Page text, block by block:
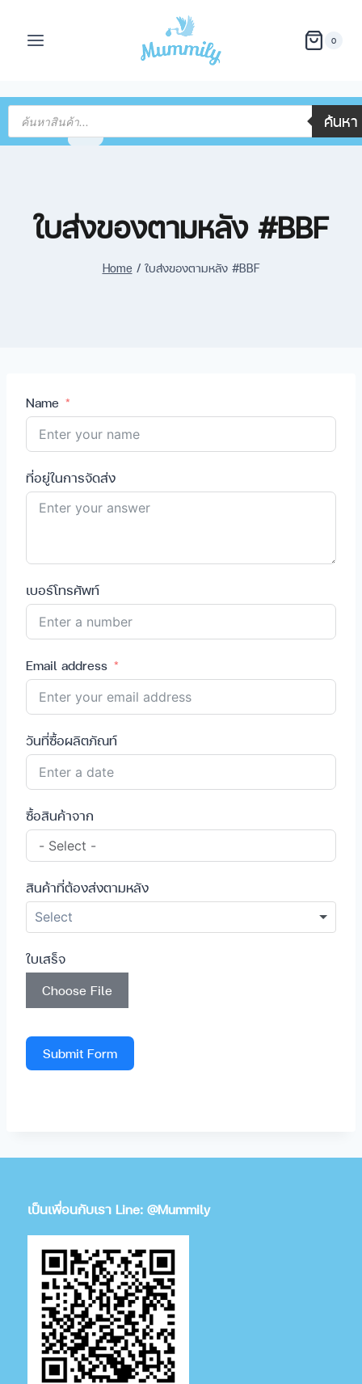
0
ค้นหา
ใบส่งของตามหลัง #BBF
Home / ใบส่งของตามหลัง #BBF
Name
ที่อยู่ในการจัดส่ง
เบอร์โทรศัพท์
Email address
วันที่ซื้อผลิตภัณท์
ซื้อสินค้าจาก
สินค้าที่ต้องส่งตามหลัง
ใบเสร็จ
Choose File
Submit Form
เป็นเพื่อนกับเรา Line: @Mummily